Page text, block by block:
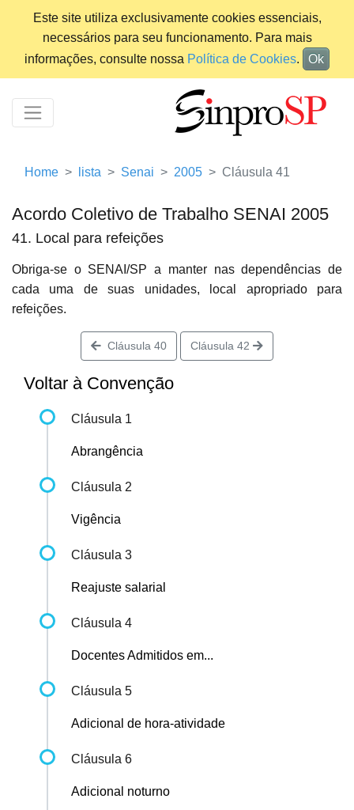
Este site utiliza exclusivamente cookies essenciais,
necessários para seu funcionamento. Para mais
informações, consulte nossa Política de Cookies. Ok
Home lista Senai 2005 Cláusula 41
Acordo Coletivo de Trabalho SENAI 2005
41. Local para refeições
Obriga-se o SENAI/SP a manter nas dependências de
cada uma de suas unidades, local apropriado para
refeições.
Cláusula 40 Cláusula 42
Voltar à Convenção
Cláusula 1
Abrangência
Cláusula 2
Vigência
Cláusula 3
Reajuste salarial
Cláusula 4
Docentes Admitidos em...
Cláusula 5
Adicional de hora-atividade
Cláusula 6
Adicional noturno